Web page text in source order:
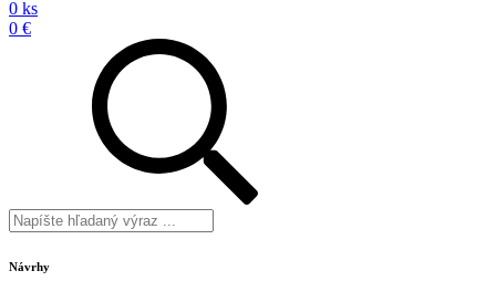
0 ks
0 €
Návrhy